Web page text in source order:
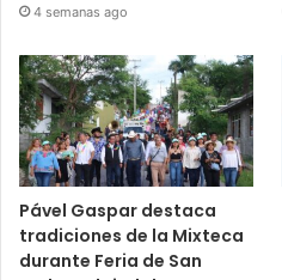
4 semanas ago
Pável Gaspar destaca
tradiciones de la Mixteca
durante Feria de San